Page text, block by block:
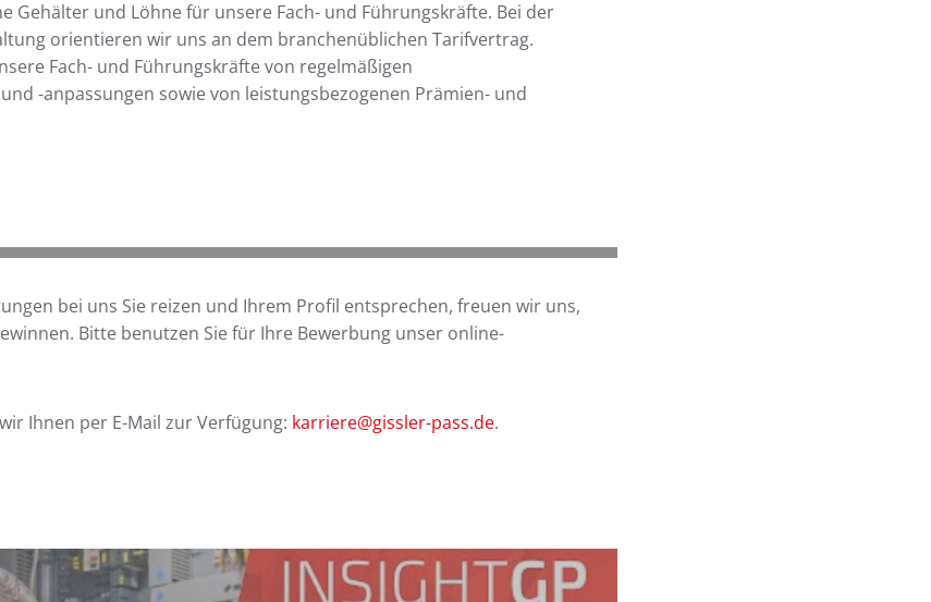
Gehälter und Löhne für unsere Fach- und Führungskräfte. Bei der
orientieren wir uns an dem branchenüblichen Tarifvertrag.
Fach- und Führungskräfte von regelmäßigen
-anpassungen sowie von leistungsbezogenen Prämien- und
bei uns Sie reizen und Ihrem Profil entsprechen, freuen wir uns,
Bitte benutzen Sie für Ihre Bewerbung unser online-
Ihnen per E-Mail zur Verfügung: karriere@gissler-pass.de.